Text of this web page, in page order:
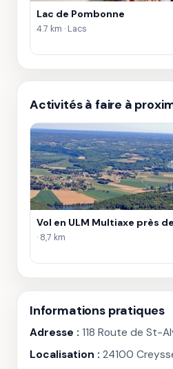
Lac de Pombonne
4.7 km · Lacs
Activités à faire à
Vol en ULM Multiaxe près
· 8,7 km
Informations pratiques
Adresse : 118 Route de St-
Localisation : 24100